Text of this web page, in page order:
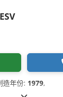
造年份: 1979,